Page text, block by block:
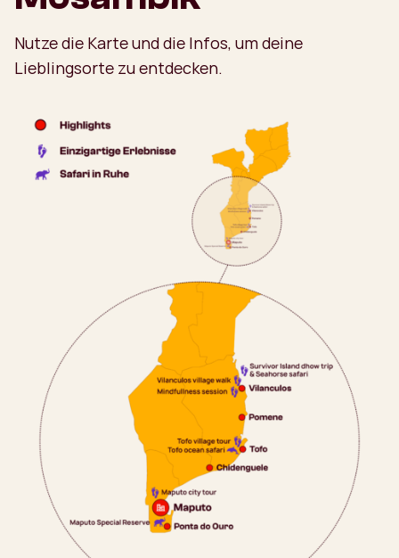
Nutze die Karte und die Infos, um deine
Lieblingsorte zu entdecken.